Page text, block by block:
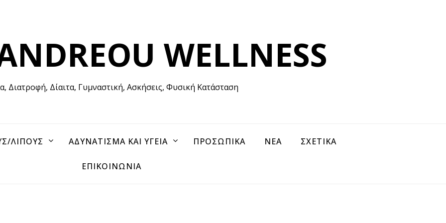
WELLNESS
Διατροφή, Δίαιτα, Γυμναστική, Ασκήσεις, Φυσική Κατάσταση
ΛΙΠΟΥΣ ΑΔΥΝΑΤΙΣΜΑ ΚΑΙ ΥΓΕΙΑ ΠΡΟΣΩΠΙΚΑ ΝΕΑ ΣΧΕΤΙΚΑ
ΕΠΙΚΟΙΝΩΝΙΑ